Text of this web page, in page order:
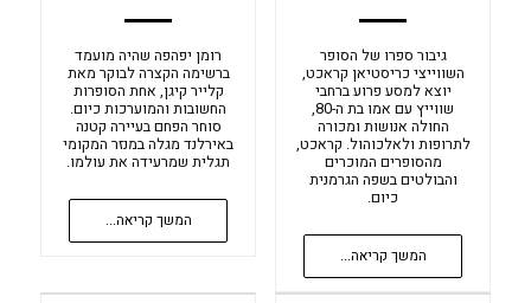
גיבור ספרו של הסופר
השווייצי כריסטיאן קראכט,
יוצא למסע פרוע ברחבי
שווייץ עם אמו בת ה-80,
החולה אנושות ומכורה
לתרופות ולאלכוהול. קראכט,
מהסופרים המוכרים
והבולטים בשפה הגרמנית
כיום.
המשך קריאה...
רומן יפהפה שהיה מועמד
ברשימה הקצרה לבוקר מאת
קלייר קיגן, אחת הסופרות
החשובות והמוערכות כיום.
סוחר הפחם בעיירה קטנה
באירלנד מגלה במנזר המקומי
תגלית שמרעידה את עולמו.
המשך קריאה...